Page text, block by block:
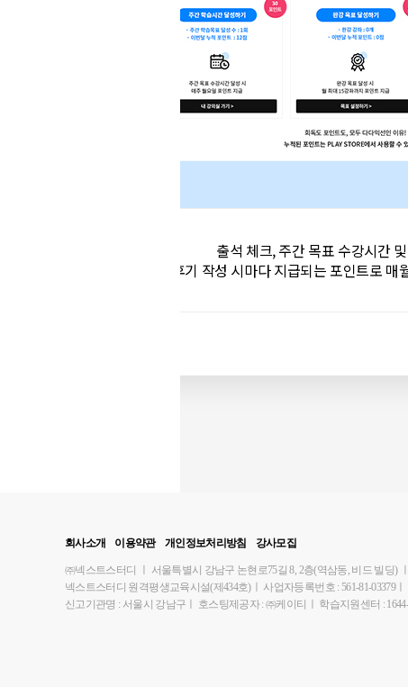
출석 체크, 주간 목표 수강시간
수강후기 작성 시마다 지급되는 포인트로 매
회사소개 이용약관 개인정보처리방침 강사모집
㈜넥스트스터디 서울특별시 강남구 논현로75길 8, 2층(역삼동, 비드 빌딩)
넥스트스터디 원격평생교육시설(제434호)ㅣ 사업자등록번호 : 561-81-03379ㅣ
신고기관명 : 서울시 강남구
호스팅제공자 : ㈜케이티 학습지원센터 :